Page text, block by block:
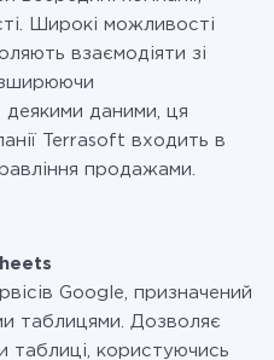
Широкі можливості
взаємодіяти зі
деякими даними, ця
Terrasoft входить в
продажами.
Google, призначений
таблицями. Дозволяє
таблиці, користуючись